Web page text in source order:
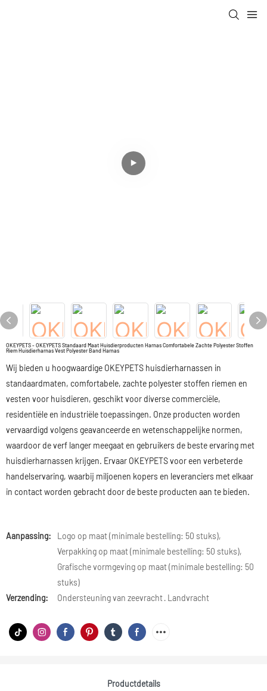
OKEYPETS - OKEYPETS Standaard Maat Huisdierproducten Harnas Comfortabele Zachte Polyester Stoffen
Riem Huisdierharnas Vest Polyester Band Harnas
Wij bieden u hoogwaardige OKEYPETS huisdierharnassen in
standaardmaten, comfortabele, zachte polyester stoffen riemen en
vesten voor huisdieren, geschikt voor diverse commerciële,
residentiële en industriële toepassingen. Onze producten worden
vervaardigd volgens geavanceerde en wetenschappelijke normen,
waardoor de verf langer meegaat en gebruikers de beste ervaring met
huisdierharnassen krijgen. Ervaar OKEYPETS voor een verbeterde
handelservaring, waarbij miljoenen kopers en leveranciers met elkaar
in contact worden gebracht door de beste producten aan te bieden.
Aanpassing:
Logo op maat (minimale bestelling: 50 stuks),
Verpakking op maat (minimale bestelling: 50 stuks),
Grafische vormgeving op maat (minimale bestelling: 50
stuks)
Verzending:
Ondersteuning van zeevracht · Landvracht
Productdetails